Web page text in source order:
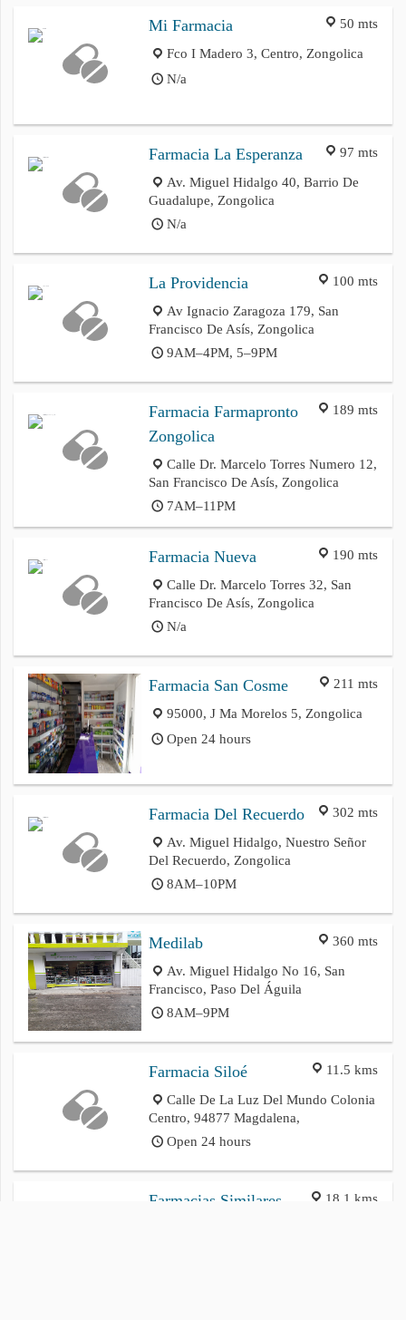
50 mts
Mi Farmacia
Fco I Madero 3, Centro, Zongolica
N/a
97 mts
Farmacia La Esperanza
Av. Miguel Hidalgo 40, Barrio De
Guadalupe, Zongolica
N/a
100 mts
La Providencia
Av Ignacio Zaragoza 179, San
Francisco De Asís, Zongolica
9AM–4PM, 5–9PM
189 mts
Farmacia Farmapronto
Zongolica
Calle Dr. Marcelo Torres Numero 12,
San Francisco De Asís, Zongolica
7AM–11PM
190 mts
Farmacia Nueva
Calle Dr. Marcelo Torres 32, San
Francisco De Asís, Zongolica
N/a
211 mts
Farmacia San Cosme
95000, J Ma Morelos 5, Zongolica
Open 24 hours
302 mts
Farmacia Del Recuerdo
Av. Miguel Hidalgo, Nuestro Señor
Del Recuerdo, Zongolica
8AM–10PM
360 mts
Medilab
Av. Miguel Hidalgo No 16, San
Francisco, Paso Del Águila
8AM–9PM
11.5 kms
Farmacia Siloé
Calle De La Luz Del Mundo Colonia
Centro, 94877 Magdalena,
Open 24 hours
18.1 kms
Farmacias Similares